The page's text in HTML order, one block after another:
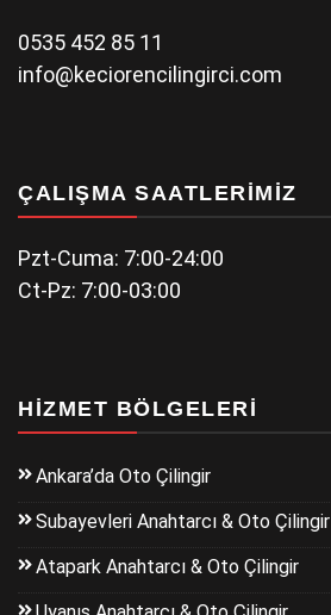
0535 452 85 11
info@keciorencilingirci.com
ÇALIŞMA SAATLERIMIZ
Pzt-Cuma: 7:00-24:00
Ct-Pz: 7:00-03:00
HIZMET BÖLGELERI
Ankara’da Oto Çilingir
Subayevleri Anahtarcı & Oto Çilingir
Atapark Anahtarcı & Oto Çilingir